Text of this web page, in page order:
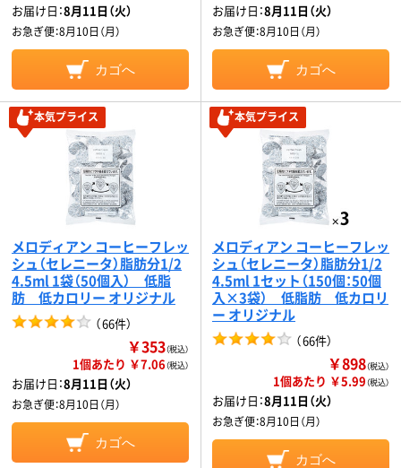
お届け日：8月11日（火）
お急ぎ便：8月10日（月）
カゴへ
お届け日：8月11日（火）
お急ぎ便：8月10日（月）
カゴへ
本気プライス
メロディアン コーヒーフレッ
シュ（セレニータ）脂肪分1/2
4.5ml 1袋（50個入） 低脂
肪 低カロリー オリジナル
（66件）
￥353（税込）
1個あたり ￥7.06（税込）
お届け日：8月11日（火）
お急ぎ便：8月10日（月）
カゴへ
本気プライス
メロディアン コーヒーフレッ
シュ（セレニータ）脂肪分1/2
4.5ml 1セット（150個：50個
入×3袋） 低脂肪 低カロリ
ー オリジナル
（66件）
￥898（税込）
1個あたり ￥5.99（税込）
お届け日：8月11日（火）
お急ぎ便：8月10日（月）
カゴへ